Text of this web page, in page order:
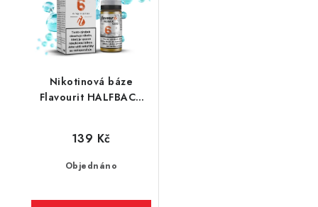
Nikotinová báze
Flavourit HALFBACK
Objednáno
139 Kč